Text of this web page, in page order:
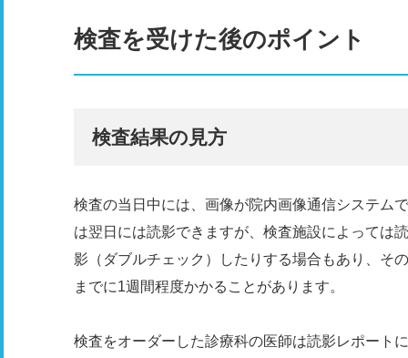
検査を受けた後のポイント
検査結果の見方
検査の当日中には、画像が院内画像通信システム
は翌日には読影できますが、検査施設によっては
影（ダブルチェック）したりする場合もあり、そ
までに1週間程度かかることがあります。
検査をオーダーした診療科の医師は読影レポート